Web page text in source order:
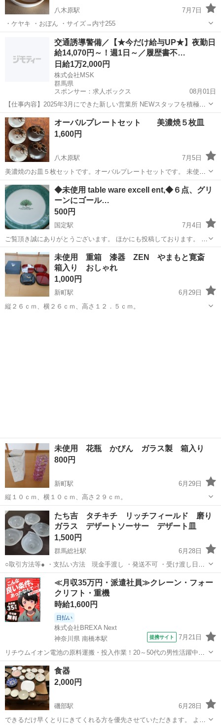
八木原駅
7月7日
・ケヤキ ・おぼん ・サイズ→内寸255
北群馬郡 八木原駅 食器
交通誘導警備／【★今だけ給与UP★】夜勤日
給14,070円～！週1日～／履歴書不…
日給1万2,000円
株式会社MSK
群馬県
スポンサー：求人ボックス
08月01日
【仕事内容】2025年3月にできた新しい営業所 NEWスタッフを積極採
中です!! <工事現場の交通誘導員> 工事現場で誘導や案内をお任せしま
す! 〈具体的な仕事内容〉 ・出入車両や周囲を利用する歩行者の誘導
事故やトラブルを未然に...
アルバイト・パート
オーバルプレートセット 美濃焼５枚皿
1,600円
八木原駅
7月5日
美濃焼のお皿５枚セットです。オーバルプレートセットです。 未使用
品です。購入はだいぶ前ですが、使わず家に保管していた物です。ご
家庭用としてお使いいただくことは十分可能です。 品物自体には傷な
どはありません。入れていた箱は...
群馬 前橋市 八木原駅
◆未使用 table ware excell ent,◆６点、グリ
ーンにゴール…
500円
国定駅
7月4日
ご覧頂き誠にありがとうございます。 ほかにも投稿しております。 画
像の物。 ★森のグリーンをイメージした商品です。 ★お問合せ前にプ
ロフィールをお読み頂きます様お願い致します。 ★定型文不可（結...
群馬 伊勢崎市 国定駅 食器
未使用 重箱 漆器 ZEN やまもと寛斎
箱入り おしゃれ
1,000円
新町駅
6月29日
縦２６ｃｍ、横２６ｃｍ、高さ１２．５ｃｍ。
未使用 花瓶 かびん ガラス製 箱入り
800円
新町駅
6月29日
縦１０ｃｍ、横１０ｃｍ、高さ２９ｃｍ。
群馬 佐波郡 新町駅 食器 ガラス
たち吉 タチキチ リッチフィールド 磨り
ガラス デザートソーサー デザート皿
1,500円
群馬総社駅
6月28日
○取引方法等● ・支払い方法 現金手渡し ・発送不可 ・受け渡し日
時、場所 応相談でお願い致します。 ※こちらの都合に合わせていた
だける方を優先させていただきます。 ☆商品説明★ 【 磨りガラス
製 デザート皿 5枚セッ...
群馬 前橋市 群馬総社駅 食器 リッチフィールド
≪月収35万円・派遣社員≫クレーン・フォー
クリフト・重機
時給1,600円
日払い
株式会社BREXA Next
神奈川県 南橋本駅
提携サイト 7月21日
リチウムイオン電池の原料運搬・投入作業！20～50代の男性活躍中★
ワンルーム寮完備！赴任旅費会社負担！年間休日130日★フォークリフ
ト免許お持ちの方、活躍中！就業先食堂利用可★《神奈川県相模原
市》 人気の工場のお仕事 ◇電...
神奈川 相模原市
食器
2,000円
磯部駅
6月28日
できるだけ早くとりにきてくれる方を優先させていただきます。 よろ